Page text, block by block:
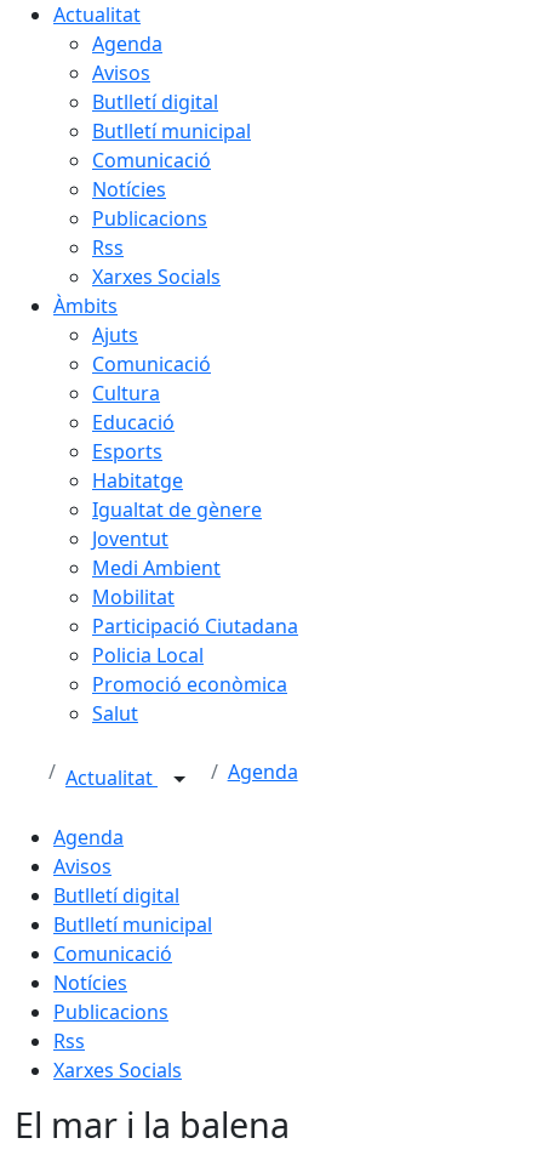
Actualitat
Agenda
Avisos
Butlletí digital
Butlletí municipal
Comunicació
Notícies
Publicacions
Rss
Xarxes Socials
Àmbits
Ajuts
Comunicació
Cultura
Educació
Esports
Habitatge
Igualtat de gènere
Joventut
Medi Ambient
Mobilitat
Participació Ciutadana
Policia Local
Promoció econòmica
Salut
Actualitat Agenda
Agenda
Avisos
Butlletí digital
Butlletí municipal
Comunicació
Notícies
Publicacions
Rss
Xarxes Socials
El mar i la balena